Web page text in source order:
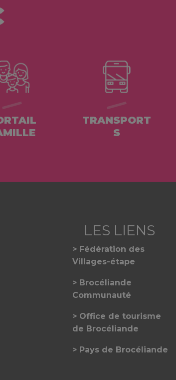
TRANSPORT
S
Fédération des
Villages-étape
Brocéliande
Communauté
Office de tourisme
de Brocéliande
Pays de Brocéliande